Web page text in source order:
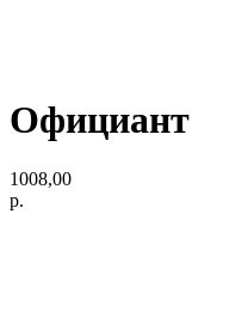
Официант
1008,00
р.